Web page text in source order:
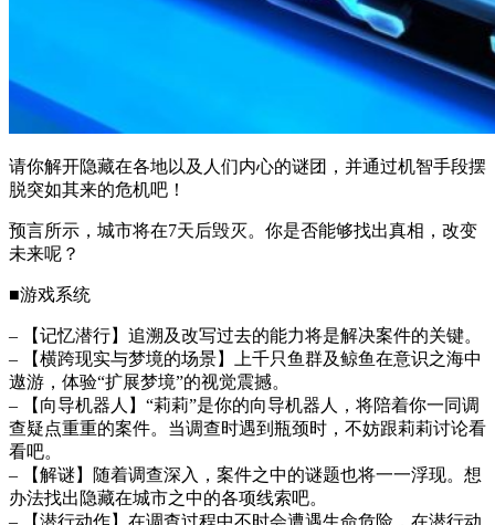
请你解开隐藏在各地以及人们内心的谜团，并通过机智手段摆
脱突如其来的危机吧！
预言所示，城市将在7天后毁灭。你是否能够找出真相，改变
未来呢？
■游戏系统
– 【记忆潜行】追溯及改写过去的能力将是解决案件的关键。
– 【横跨现实与梦境的场景】上千只鱼群及鲸鱼在意识之海中
遨游，体验“扩展梦境”的视觉震撼。
– 【向导机器人】“莉莉”是你的向导机器人，将陪着你一同调
查疑点重重的案件。当调查时遇到瓶颈时，不妨跟莉莉讨论看
看吧。
– 【解谜】随着调查深入，案件之中的谜题也将一一浮现。想
办法找出隐藏在城市之中的各项线索吧。
– 【潜行动作】在调查过程中不时会遭遇生命危险，在潜行动